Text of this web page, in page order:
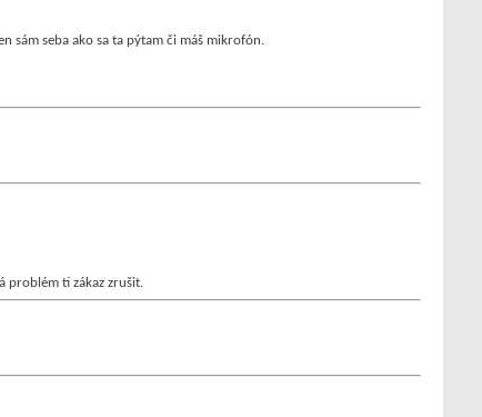
sám seba ako sa ta pýtam či máš mikrofón.
problém ti zákaz zrušit.